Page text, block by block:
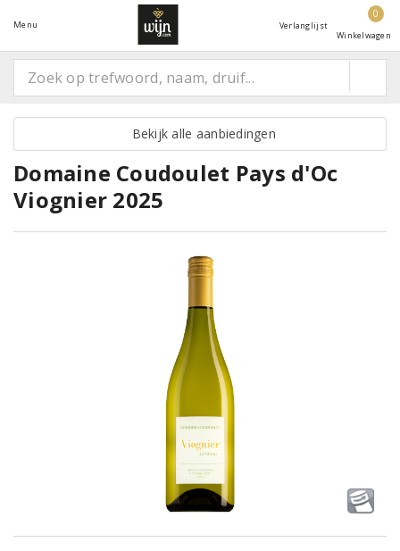
Menu Verlanglijst
0
Winkelwagen
Bekijk alle aanbiedingen
Domaine Coudoulet Pays d'Oc
Viognier 2025